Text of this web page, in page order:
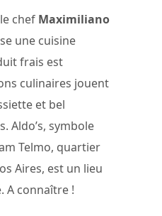
chef Maximiliano
une cuisine
frais est
culinaires jouent
et bel
Aldo’s, symbole
Telmo, quartier
Aires, est un lieu
A connaître !